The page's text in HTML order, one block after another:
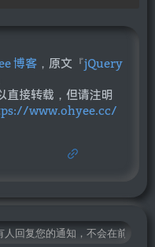
博客 ，原文『jQuery
直接转载，但请注明
www.ohyee.cc/